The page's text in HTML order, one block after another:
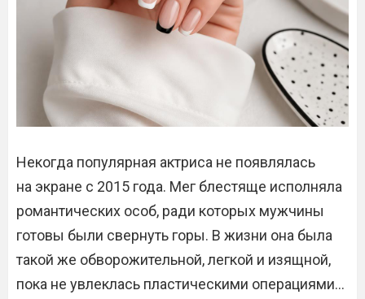
Некогда популярная актриса не появлялась
на экране с 2015 года. Мег блестяще исполняла
романтических особ, ради которых мужчины
готовы были свернуть горы. В жизни она была
такой же обворожительной, легкой и изящной,
пока не увлеклась пластическими операциями…